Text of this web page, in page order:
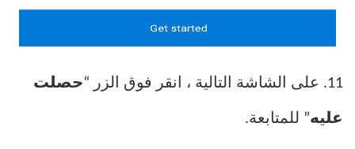
11. على الشاشة التالية ، انقر فوق الزر “ حصلت
عليه” للمتابعة.